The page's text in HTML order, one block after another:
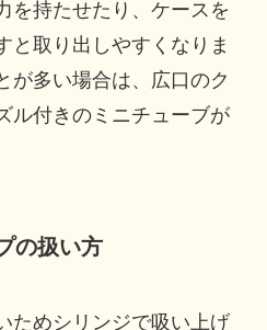
を持たせたり、ケースを
と取り出しやすくなりま
が多い場合は、広口のク
ル付きのミニチューブが
の扱い方
ためシリンジで吸い上げ